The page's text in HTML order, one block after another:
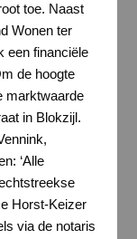
toe. Naast
Wonen ter
een financiële
de hoogte
marktwaarde
in Blokzijl.
‘Alle
Horst-Keizer
via de notaris